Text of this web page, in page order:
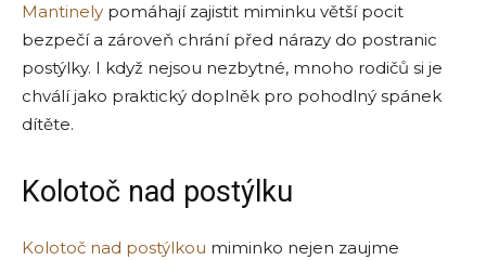
Mantinely pomáhají zajistit miminku větší pocit
bezpečí a zároveň chrání před nárazy do postranic
postýlky. I když nejsou nezbytné, mnoho rodičů si je
chválí jako praktický doplněk pro pohodlný spánek
dítěte.
Kolotoč nad postýlku
Kolotoč nad postýlkou miminko nejen zaujme